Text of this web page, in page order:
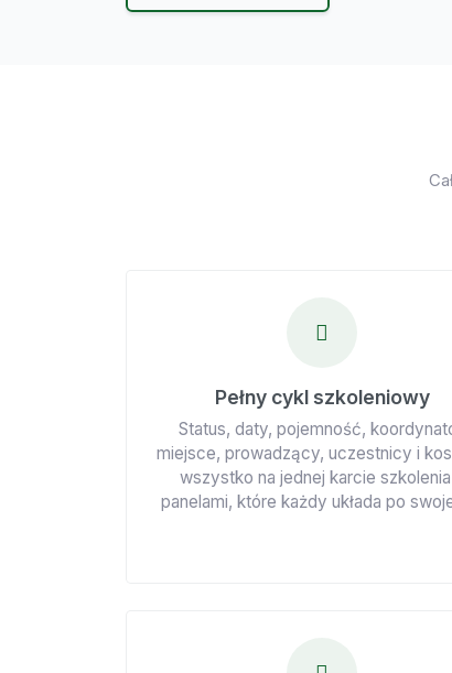
Pełny cykl szkoleniowy
Status, daty, pojemność,
miejsce, prowadzący, uczestnicy i
wszystko na jednej karcie
panelami, które każdy układa po